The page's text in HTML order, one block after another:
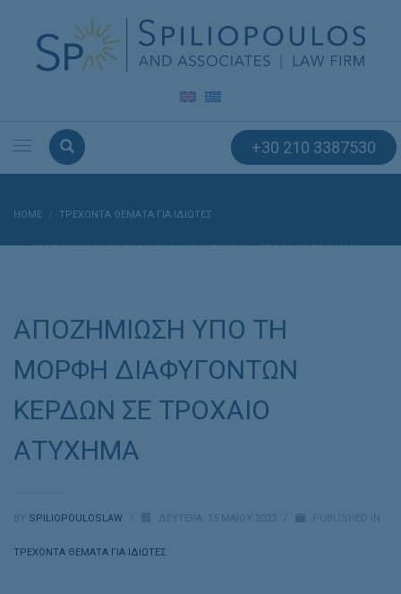
+30 210 3387530
HOME ΤΡΕΧΟΝΤΑ ΘΕΜΑΤΑ ΓΙΑ ΙΔΙΩΤΕΣ
ΑΠΟΖΗΜΙΩΣΗ ΥΠΟ ΤΗ ΜΟΡΦΗ ΔΙΑΦΥΓΟΝΤΩΝ ΚΕΡΔΩΝ ΣΕ ΤΡΟΧΑΙΟ
ΑΠΟΖΗΜΙΩΣΗ ΥΠΟ ΤΗ
ΜΟΡΦΗ ΔΙΑΦΥΓΟΝΤΩΝ
ΚΕΡΔΩΝ ΣΕ ΤΡΟΧΑΙΟ
ΑΤΥΧΗΜΑ
BY SPILIOPOULOSLAW ΔΕΥΤΈΡΑ, 15 ΜΑΪ́ΟΥ 2023 PUBLISHED IN
ΤΡΕΧΟΝΤΑ ΘΕΜΑΤΑ ΓΙΑ ΙΔΙΩΤΕΣ